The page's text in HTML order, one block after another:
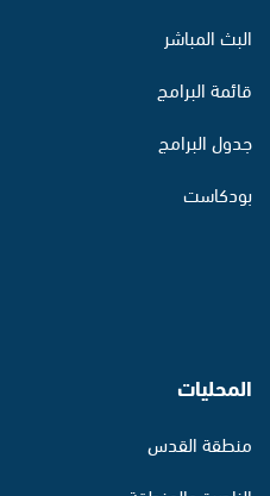
البث المباشر
قائمة البرامج
جدول البرامج
بودكاست
المحليات
منطقة القدس